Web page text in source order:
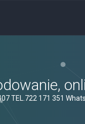
TEL.722 171 351